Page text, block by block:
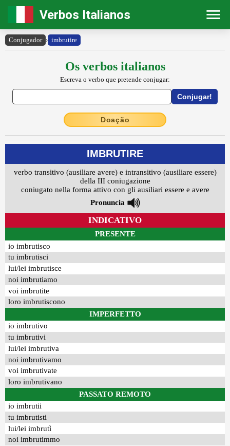
Verbos Italianos
Conjugador › imbrutire
Os verbos italianos
Escreva o verbo que pretende conjugar:
Doação
IMBRUTIRE
verbo transitivo (ausiliare avere) e intransitivo (ausiliare essere)
della III coniugazione
coniugato nella forma attivo con gli ausiliari essere e avere
Pronuncia
INDICATIVO
PRESENTE
io imbrutisco
tu imbrutisci
lui/lei imbrutisce
noi imbrutiamo
voi imbrutite
loro imbrutiscono
IMPERFETTO
io imbrutivo
tu imbrutivi
lui/lei imbrutiva
noi imbrutivamo
voi imbrutivate
loro imbrutivano
PASSATO REMOTO
io imbrutii
tu imbrutisti
lui/lei imbrutì
noi imbrutimmo